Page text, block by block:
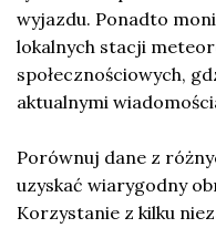
wyjazdu. Ponadto
lokalnych stacji
społecznościowych,
aktualnymi
Porównuj dane z
uzyskać wiarygodny
Korzystanie z kilku